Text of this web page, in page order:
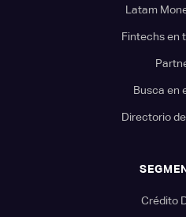
Latam
Fintechs en
Busca en
Directorio
Crédito